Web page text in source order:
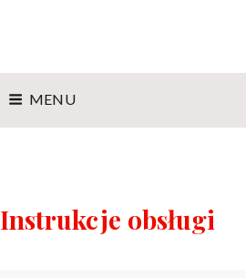
MENU
Instrukcje obsługi